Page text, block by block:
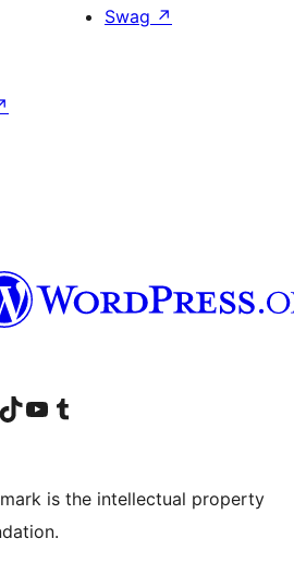
Swag ↗
틱톡 계정 방문하기유튜브 채널 방문하기 텀블러 계정 방문하기
is the intellectual property